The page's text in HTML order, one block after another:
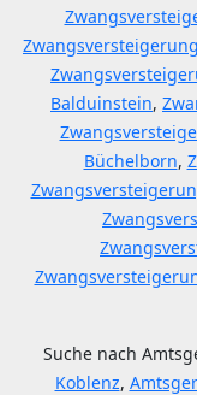
Balduinstein,
Büchelborn,
Suche nach
Koblenz,